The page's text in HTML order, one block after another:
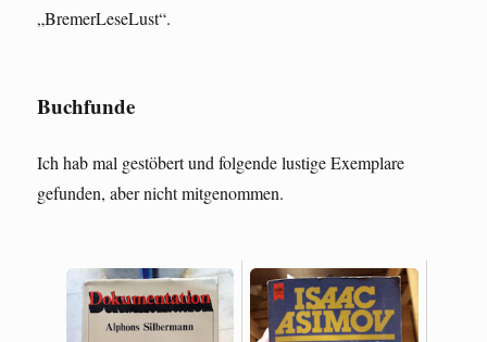
„BremerLeseLust“.
Buchfunde
Ich hab mal gestöbert und folgende lustige Exemplare
gefunden, aber nicht mitgenommen.